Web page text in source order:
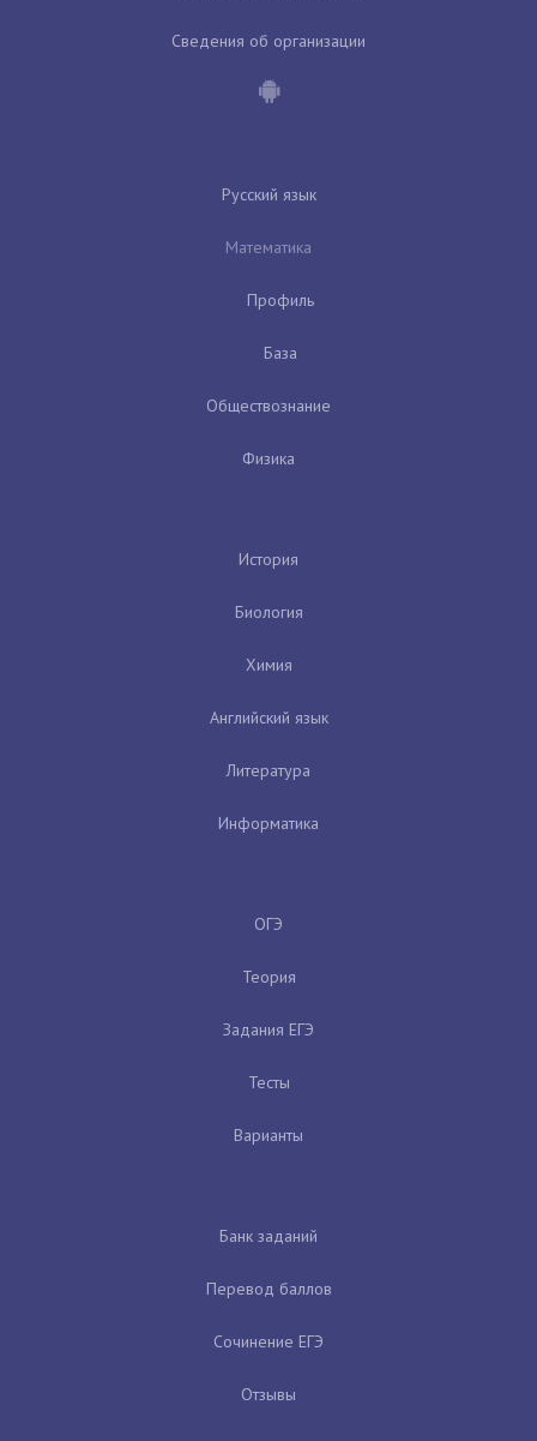
Сведения об организации
Русский язык
Математика
Профиль
База
Обществознание
Физика
История
Биология
Химия
Английский язык
Литература
Информатика
ОГЭ
Теория
Задания ЕГЭ
Тесты
Варианты
Банк заданий
Перевод баллов
Сочинение ЕГЭ
Отзывы